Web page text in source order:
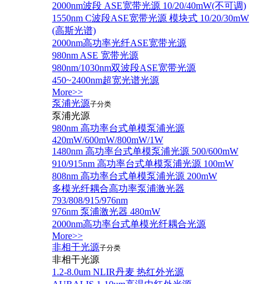
2000nm波段 ASE宽带光源 10/20/40mW(不可调)
1550nm C波段ASE宽带光源 模块式 10/20/30mW
(高斯光谱)
2000nm高功率光纤ASE宽带光源
980nm ASE 宽带光源
980nm/1030nm双波段ASE宽带光源
450~2400nm超宽光谱光源
More>>
泵浦光源子分类
泵浦光源
980nm 高功率台式单模泵浦光源
420mW/600mW/800mW/1W
1480nm 高功率台式单模泵浦光源 500/600mW
910/915nm 高功率台式单模泵浦光源 100mW
808nm 高功率台式单模泵浦光源 200mW
多模光纤耦合高功率泵浦激光器
793/808/915/976nm
976nm 泵浦激光器 480mW
2000nm高功率台式单模光纤耦合光源
More>>
非相干光源子分类
非相干光源
1.2-8.0um NLIR丹麦 热红外光源